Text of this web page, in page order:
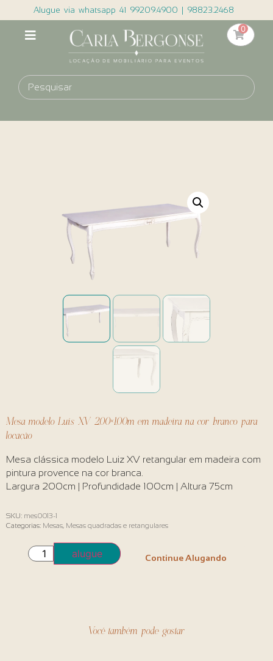
Alugue via whatsapp 41 99209.4900 | 98823.2468
0
Mesa modelo Luís XV 2,00×1,00m em madeira na cor branco para
locação
Mesa clássica modelo Luiz XV retangular em madeira com
pintura provence na cor branca.
Largura 200cm | Profundidade 100cm | Altura 75cm
SKU: mes0013-1
Categorias: Mesas, Mesas quadradas e retangulares
alugue Continue Alugando
Você também pode gostar